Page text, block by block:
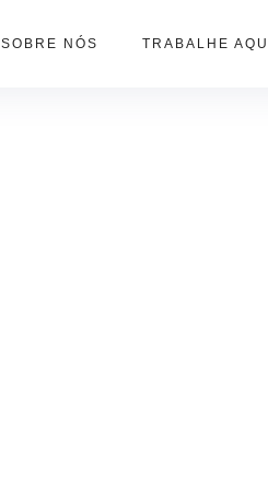
SOBRE NÓS TRABALHE